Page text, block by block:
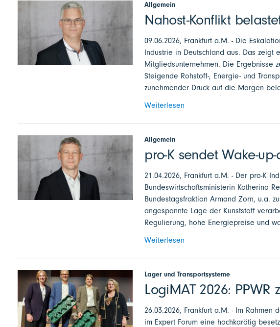
Allgemein
Nahost-Konflikt
09.06.2026, Frankfurt a.M. - Die
Industrie in Deutschland aus. Das zeigt
Mitgliedsunternehmen. Die Ergebnisse
Steigende Rohstoff-, Energie- und
zunehmender Druck auf die Margen
Weiterlesen
Allgemein
pro-K sendet Wake-
21.04.2026, Frankfurt a.M. - Der pro-K
Bundeswirtschaftsministerin Katherina
Bundestagsfraktion Armand Zorn, u.a.
angespannte Lage der Kunststoff
Regulierung, hohe Energiepreise und
Weiterlesen
Lager und Transportsysteme
LogiMAT 2026: PPWR
26.03.2026, Frankfurt a.M. - Im
im Expert Forum eine hochkarätig